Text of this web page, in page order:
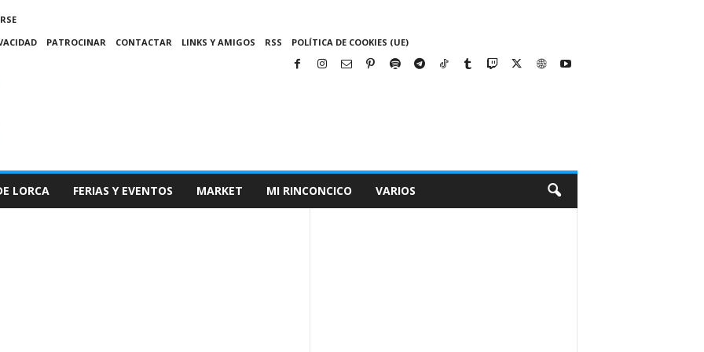
PATROCINAR CONTACTAR LINKS Y AMIGOS RSS POLÍTICA DE COOKIES (UE)
LORCA FERIAS Y EVENTOS MARKET MI RINCONCICO VARIOS